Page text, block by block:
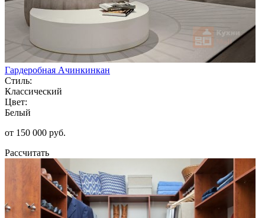
Гардеробная Ачинкинкан
Стиль:
Классический
Цвет:
Белый
от 150 000 руб.
Рассчитать